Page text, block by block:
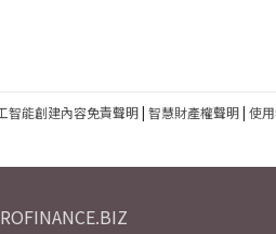
智能創建內容免責聲明| 智慧財產權聲明| 使